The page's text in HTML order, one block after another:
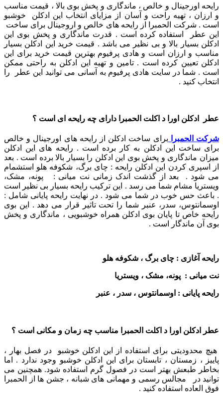
رایحه اورجینال و خالص ، ماندگاری و پخش بوی بالا ، قیمت مناسب
و ارزان ، تهیه راحت و آسان از مزایای انتخاب این ادکلن خوشبو
است . شرکت الحمبرا از رایحه های خالص و اروجینال برای ساخت
این عطر استفاده کرده است . قدرت ماندگاری و پخش بوی این
ادکلن بسیار بالا و بی نظیر می باشد . قیمت خرید این ادکلن بسیار
مناسب و ارزان است و هادی پرفیوم بهترین قیمت خرید برای این
ادکلن تعیین کرده است . تامین و تهیه این ادکلن به راحتی ممکن
است . شما در سایت هادی پرفیوم به آسانی می توانید این عطر را
انتخاب کنید .
عطر ادکلن اورا د اکلت الحمبرا دارای چه رایحه ای است ؟
شرکت الحمبرا
برای ساخت ادکلن از رایحه های اورجینال و خالص
برای ساخت این ادکلن به کار برده است . رایحه های این ادکلن
میزان ماندگاری و پخش بوی این ادکلن را بسیار بالا برده است . بعد
از اسپری کردن این ادکلن رایحه : چای برگ، شکوفه هلو استشمام
می شود . بعد از گذشت اندک زمانی نت میانی : پونه، مشک،
ویستریا مشام شما می رسد . این ترکیب رایحه بسیار بی نظیر است
. باعث حس خوب در شما می شود . در نهایت رایحه پایانی شامل :
اوسمانتوس، سدر، عنبر شما را تحت تاثیر قرار می دهد . این بوی
رایحه خاص تا پایان بوی ادکلن همراه خوشبویی ، ماندگاری و پخش
بوی آن ماندگار است .
رایحه آغازی : چای برگ ، شکوفه هلو
نت میانی : پونه، مشک ، ویستریا
رایحه پایانی : اوسمانتوس ، سدر ، عنبر
عطر ادکلن اورا د اکلت الحمبرا مناسب چه زمان و مکانی است ؟
هیچ محدودیتی برای استفاده از این ادکلن خوشبو در فصل بهار ،
پاییز ، زمستان ، تابستان برای این ادکلن خوشبو وجود ندارد . اما
بخاطر طبعش بهتر است در فصول گرم استفاده شود. همچنین می
توانید در مجالس رسمی و مهمانی های شبانه ، جشن ها از الحمبرا
فوق العاده استفاده کنید .